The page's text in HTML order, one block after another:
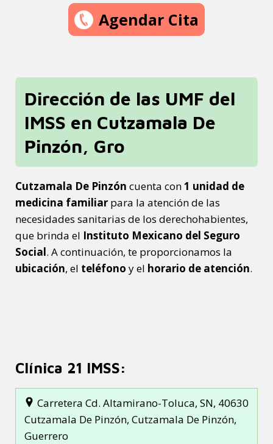
Agendar Cita
Dirección de las UMF del
IMSS en Cutzamala De
Pinzón, Gro
Cutzamala De Pinzón cuenta con1 unidad de
medicina familiar para la atención de las
necesidades sanitarias de los derechohabientes,
que brinda el Instituto Mexicano del Seguro
Social. A continuación, te proporcionamos la
ubicación, el teléfono y el horario de atención.
Clínica 21 IMSS:
Carretera Cd. Altamirano-Toluca, SN, 40630
Cutzamala De Pinzón, Cutzamala De Pinzón,
Guerrero